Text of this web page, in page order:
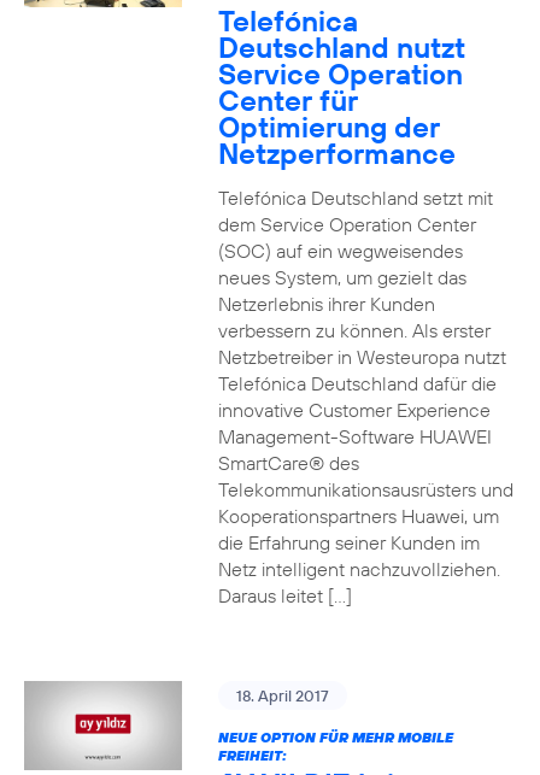
Telefónica
Deutschland nutzt
Service Operation
Center für
Optimierung der
Netzperformance
Telefónica Deutschland setzt mit
dem Service Operation Center
(SOC) auf ein wegweisendes
neues System, um gezielt das
Netzerlebnis ihrer Kunden
verbessern zu können. Als erster
Netzbetreiber in Westeuropa nutzt
Telefónica Deutschland dafür die
innovative Customer Experience
Management-Software HUAWEI
SmartCare® des
Telekommunikationsausrüsters und
Kooperationspartners Huawei, um
die Erfahrung seiner Kunden im
Netz intelligent nachzuvollziehen.
Daraus leitet […]
18. April 2017
NEUE OPTION FÜR MEHR MOBILE
FREIHEIT: